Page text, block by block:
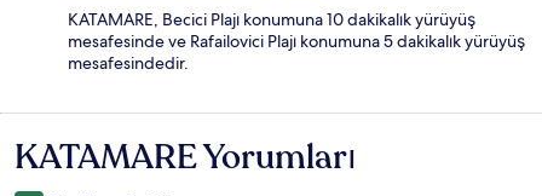
KATAMARE, Becici Plajı konumuna 10 dakikalık yürüyüş
mesafesinde ve Rafailovici Plajı konumuna 5 dakikalık yürüyüş
mesafesindedir.
Yorumlar
KATAMARE Yorumları